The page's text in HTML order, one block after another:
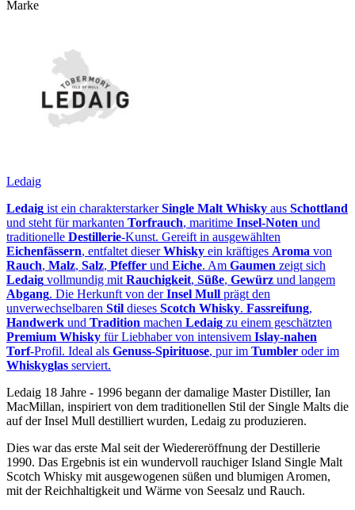
Marke
Ledaig
Ledaig ist ein charakterstarkerSingle Malt Whisky aus Schottland
und steht für markanten Torfrauch, maritime Insel-Noten und
traditionelle Destillerie‑Kunst. Gereift in ausgewählten
Eichenfässern, entfaltet dieserWhisky ein kräftiges Aroma von
Rauch, Malz, Salz, Pfeffer und Eiche. Am Gaumen zeigt sich
Ledaig vollmundig mit Rauchigkeit, Süße, Gewürz und langem
Abgang. Die Herkunft von derInsel Mull prägt den
unverwechselbaren Stil dieses Scotch Whisky. Fassreifung,
Handwerk und Tradition machen Ledaig zu einem geschätzten
Premium Whisky für Liebhaber von intensivem Islay‑nahen
Torf‑Profil. Ideal als Genuss‑Spirituose, pur im Tumbler oder im
Whiskyglas serviert.
Ledaig 18 Jahre - 1996 begann der damalige Master Distiller, Ian
MacMillan, inspiriert von dem traditionellen Stil der Single Malts die
auf der Insel Mull destilliert wurden, Ledaig zu produzieren.
Dies war das erste Mal seit der Wiedereröffnung der Destillerie
1990. Das Ergebnis ist ein wundervoll rauchiger Island Single Malt
Scotch Whisky mit ausgewogenen süßen und blumigen Aromen,
mit der Reichhaltigkeit und Wärme von Seesalz und Rauch.